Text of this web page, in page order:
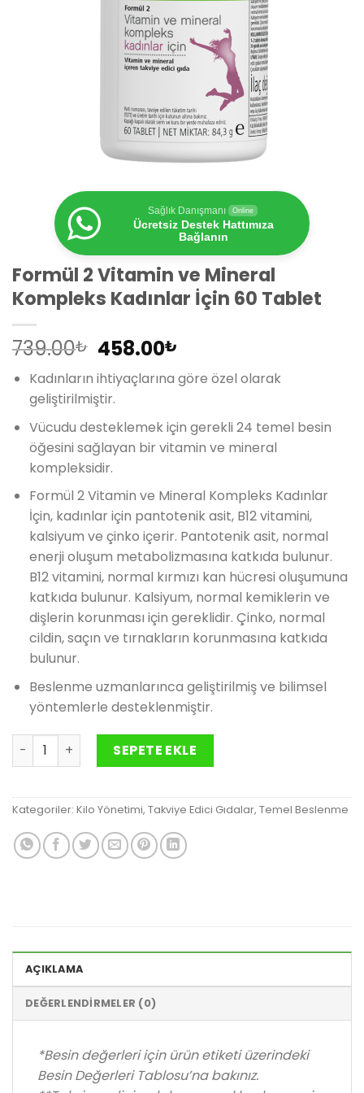
Sağlık Danışmanı Online
Ücretsiz Destek Hattımıza
Bağlanın
Formül 2 Vitamin ve Mineral
Kompleks Kadınlar İçin 60 Tablet
739.00₺ Orijinal
fiyat:
739.00₺.
458.00₺
andaki
fiyat:
Kadınların ihtiyaçlarına göre özel olarak
geliştirilmiştir.
Vücudu desteklemek için gerekli 24 temel besin
öğesini sağlayan bir vitamin ve mineral
kompleksidir.
Formül 2 Vitamin ve Mineral Kompleks Kadınlar
İçin, kadınlar için pantotenik asit, B12 vitamini,
kalsiyum ve çinko içerir. Pantotenik asit, normal
enerji oluşum metabolizmasına katkıda bulunur.
B12 vitamini, normal kırmızı kan hücresi oluşumuna
katkıda bulunur. Kalsiyum, normal kemiklerin ve
dişlerin korunması için gereklidir. Çinko, normal
cildin, saçın ve tırnakların korunmasına katkıda
bulunur.
Beslenme uzmanlarınca geliştirilmiş ve bilimsel
yöntemlerle desteklenmiştir.
Formül 2 Vitamin ve Mineral Kompleks Kadınlar İçin 60
SEPETE EKLE
Kategoriler: Kilo Yönetimi, Takviye Edici Gıdalar, Temel Beslenme
AÇIKLAMA
DEĞERLENDIRMELER (0)
*Besin değerleri için ürün etiketi üzerindeki
Besin Değerleri Tablosu’na bakınız.